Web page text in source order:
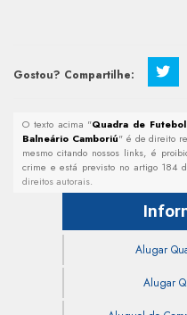
Gostou? Compartilhe:
O texto acima "Quadra de
Balneário Camboriú" é de direito
mesmo citando nossos links, é
crime e está previsto no artigo 184
direitos autorais.
Alugar
Alugar